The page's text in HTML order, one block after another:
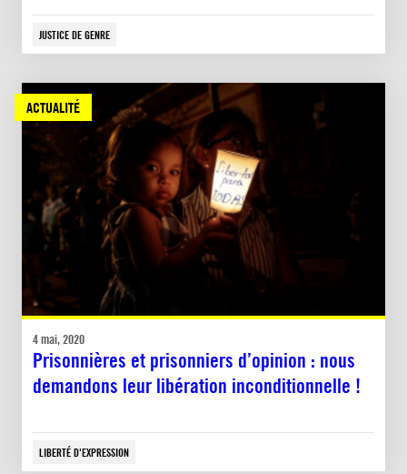
JUSTICE DE GENRE
ACTUALITÉ
4 mai, 2020
Prisonnières et prisonniers d’opinion : nous
demandons leur libération inconditionnelle !
LIBERTÉ D'EXPRESSION